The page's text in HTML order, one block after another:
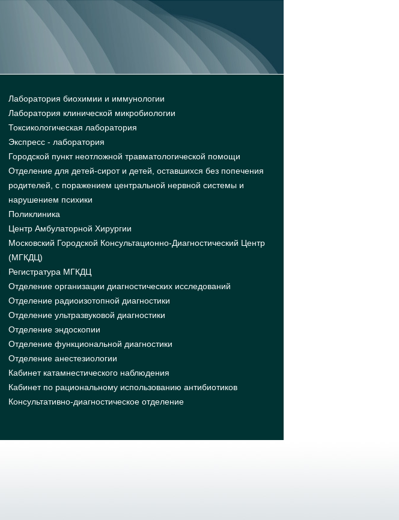
Лаборатория биохимии и иммунологии
Лаборатория клинической микробиологии
Токсикологическая лаборатория
Экспресс - лаборатория
Городской пункт неотложной травматологической помощи
Отделение для детей-сирот и детей, оставшихся без попечения
родителей, с поражением центральной нервной системы и
нарушением психики
Поликлиника
Центр Амбулаторной Хирургии
Московский Городской Консультационно-Диагностический Центр
(МГКДЦ)
Регистратура МГКДЦ
Отделение организации диагностических исследований
Отделение радиоизотопной диагностики
Отделение ультразвуковой диагностики
Отделение эндоскопии
Отделение функциональной диагностики
Отделение анестезиологии
Кабинет катамнестического наблюдения
Кабинет по рациональному использованию антибиотиков
Консультативно-диагностическое отделение